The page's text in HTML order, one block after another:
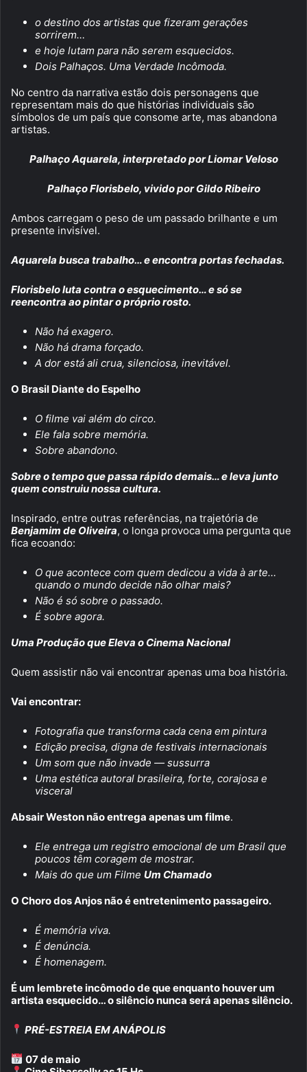
o destino dos artistas que fizeram gerações
sorrirem…
e hoje lutam para não serem esquecidos.
Dois Palhaços. Uma Verdade Incômoda.
No centro da narrativa estão dois personagens que
representam mais do que histórias individuais são
símbolos de um país que consome arte, mas abandona
artistas.
Palhaço Aquarela, interpretado por Liomar Veloso
Palhaço Florisbelo, vivido por Gildo Ribeiro
Ambos carregam o peso de um passado brilhante e um
presente invisível.
Aquarela busca trabalho… e encontra portas fechadas.
Florisbelo luta contra o esquecimento… e só se
reencontra ao pintar o próprio rosto.
Não há exagero.
Não há drama forçado.
A dor está ali crua, silenciosa, inevitável.
O Brasil Diante do Espelho
O filme vai além do circo.
Ele fala sobre memória.
Sobre abandono.
Sobre o tempo que passa rápido demais… e leva junto
quem construiu nossa cultura.
Inspirado, entre outras referências, na trajetória de
Benjamim de Oliveira, o longa provoca uma pergunta que
fica ecoando:
O que acontece com quem dedicou a vida à arte…
quando o mundo decide não olhar mais?
Não é só sobre o passado.
É sobre agora.
Uma Produção que Eleva o Cinema Nacional
Quem assistir não vai encontrar apenas uma boa história.
Vai encontrar:
Fotografia que transforma cada cena em pintura
Edição precisa, digna de festivais internacionais
Um som que não invade — sussurra
Uma estética autoral brasileira, forte, corajosa e
visceral
Absair Weston não entrega apenas um filme.
Ele entrega um registro emocional de um Brasil que
poucos têm coragem de mostrar.
Mais do que um Filme Um Chamado
O Choro dos Anjos não é entretenimento passageiro.
É memória viva.
É denúncia.
É homenagem.
É um lembrete incômodo de que enquanto houver um
artista esquecido… o silêncio nunca será apenas silêncio.
PRÉ-ESTREIA EM ANÁPOLIS
07 de maio